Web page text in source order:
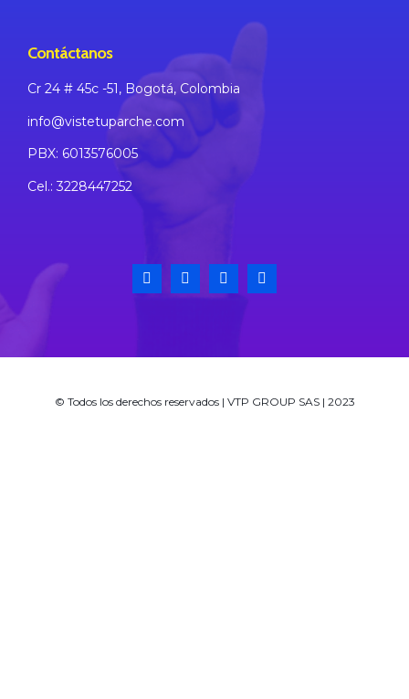
Contáctanos
Cr 24 # 45c -51, Bogotá, Colombia
info@vistetuparche.com
PBX: 6013576005
Cel.: 3228447252
© Todos los derechos reservados | VTP GROUP SAS | 2023